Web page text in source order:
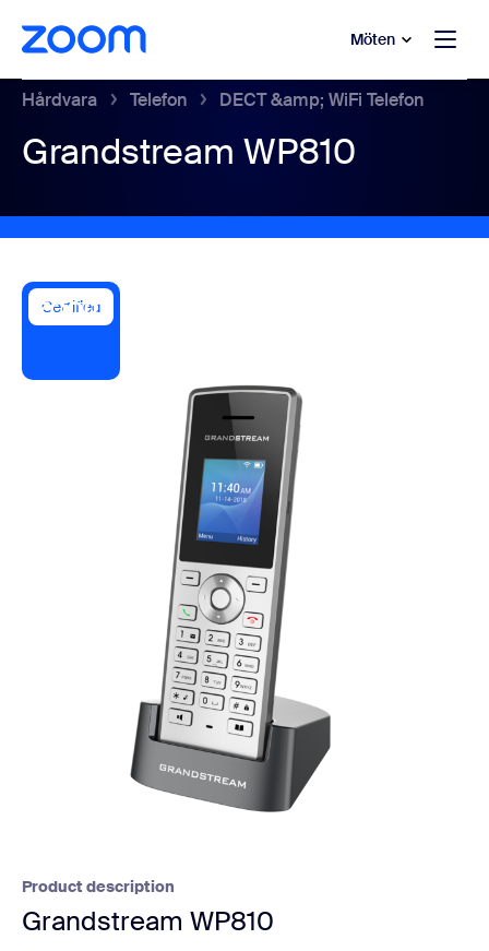
huvudinnehåll
till hjälpchatt Möten
Hårdvara Telefon DECT &amp; WiFi Telefon
Grandstream WP810
Certified
Product description
Grandstream WP810